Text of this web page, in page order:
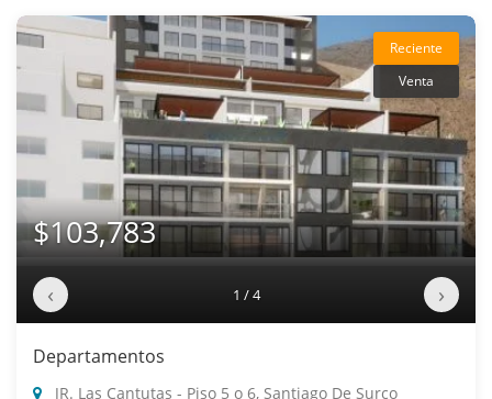
Reciente
Venta
$103,783
‹ 1 / 4 ›
Departamentos
JR. Las Cantutas - Piso 5 o 6, Santiago De Surco